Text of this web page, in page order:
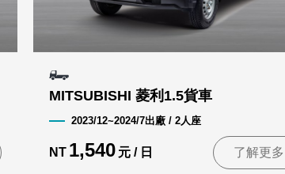
MITSUBISHI 菱利1.5貨車
2023/12~2024/7出廠 / 2人座
NT 1,540 元 / 日 了解更多